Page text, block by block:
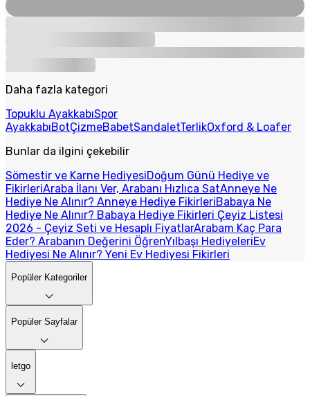
Daha fazla kategori
Topuklu AyakkabıSpor
AyakkabıBotÇizmeBabetSandaletTerlikOxford & Loafer
Bunlar da ilgini çekebilir
Sömestir ve Karne HediyesiDoğum Günü Hediye ve
FikirleriAraba İlanı Ver, Arabanı Hızlıca SatAnneye Ne
Hediye Ne Alınır? Anneye Hediye FikirleriBabaya Ne
Hediye Ne Alınır? Babaya Hediye Fikirleri Çeyiz Listesi
2026 - Çeyiz Seti ve Hesaplı FiyatlarArabam Kaç Para
Eder? Arabanın Değerini ÖğrenYılbaşı HediyeleriEv
Hediyesi Ne Alınır? Yeni Ev Hediyesi Fikirleri
Popüler Kategoriler
Popüler Sayfalar
letgo